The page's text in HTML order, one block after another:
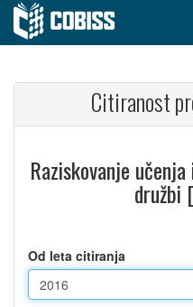
Citiranost
Raziskovanje
družbi
Od leta citiranja